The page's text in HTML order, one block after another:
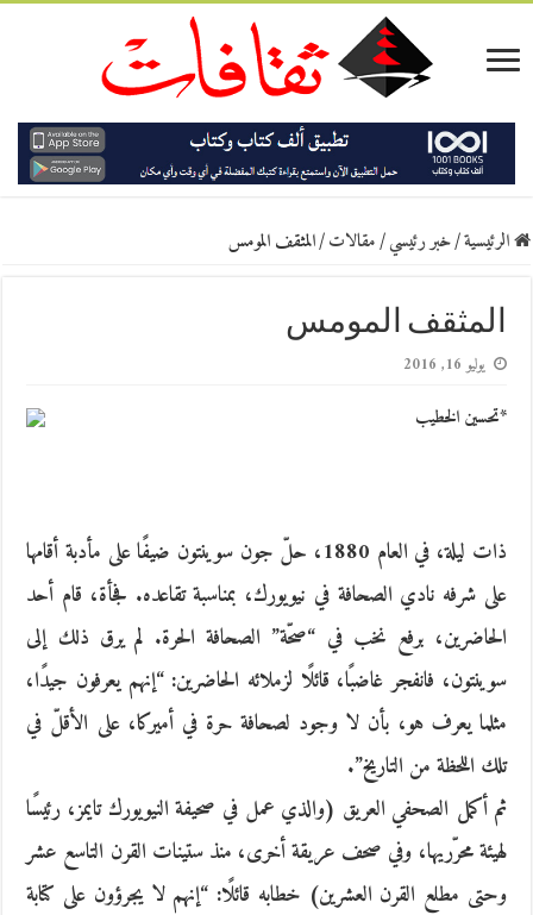
الرئيسية/خبر رئيسي/مقالات/المثقف المومس
المثقف المومس
يوليو 16, 2016
*تحسين الخطيب
ذات ليلة، في العام 1880، حلّ جون سوينتون ضيفًا على مأدبة أقامها
على شرفه نادي الصحافة في نيويورك، بمناسبة تقاعده. فجأة، قام أحد
الحاضرين، برفع نخب في “صحّة” الصحافة الحرة. لم يرق ذلك إلى
سوينتون، فانفجر غاضبًا، قائلًا لزملائه الحاضرين: “إنهم يعرفون جيدًا،
مثلما يعرف هو، بأن لا وجود لصحافة حرة في أميركا، على الأقلّ في
تلك اللحظة من التاريخ”.
ثم أكمل الصحفي العريق (والذي عمل في صحيفة النيويورك تايمز، رئيسًا
لهيئة محرّريها، وفي صحف عريقة أخرى، منذ ستينات القرن التاسع عشر
وحتى مطلع القرن العشرين) خطابه قائلًا: “إنهم لا يجرؤون على كتابة